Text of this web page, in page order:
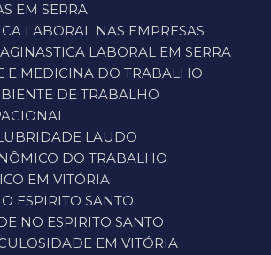
EM SERRA
LABORAL NAS EMPRESAS
GINASTICA LABORAL EM SERRA
E MEDICINA DO TRABALHO
DE TRABALHO
LAUDO
DO TRABALHO
EM VITÓRIA
ESPIRITO SANTO
NO ESPIRITO SANTO
EM VITÓRIA